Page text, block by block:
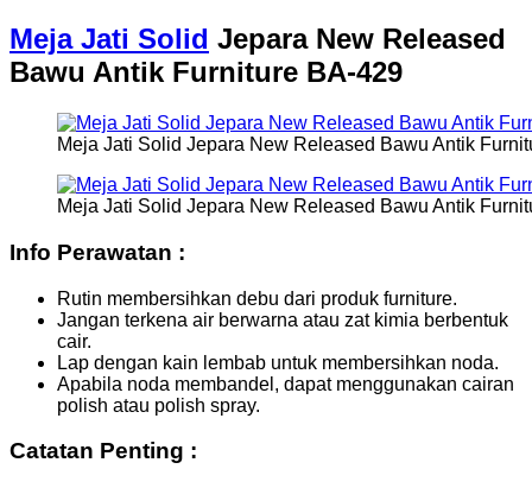
Meja Jati Solid Jepara New Released
Bawu Antik Furniture BA-429
Meja Jati Solid Jepara New Released Bawu Antik
Meja Jati Solid Jepara New Released Bawu Antik
Info Perawatan :
Rutin membersihkan debu dari produk furniture.
Jangan terkena air berwarna atau zat kimia berbentuk
cair.
Lap dengan kain lembab untuk membersihkan noda.
Apabila noda membandel, dapat menggunakan cairan
polish atau polish spray.
Catatan Penting :